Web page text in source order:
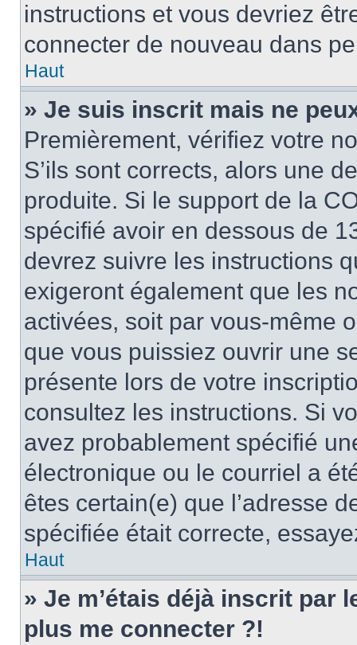
instructions et vous devriez
connecter de nouveau dans
Haut
» Je suis inscrit mais ne
Premièrement, vérifiez votre
S’ils sont corrects, alors une
produite. Si le support de la
spécifié avoir en dessous de
devrez suivre les instructions
exigeront également que les
activées, soit par vous-même
que vous puissiez ouvrir une
présente lors de votre
consultez les instructions. Si
avez probablement spécifié
électronique ou le courriel a
êtes certain(e) que l’adresse
spécifiée était correcte,
Haut
» Je m’étais déjà inscrit par
plus me connecter ?!